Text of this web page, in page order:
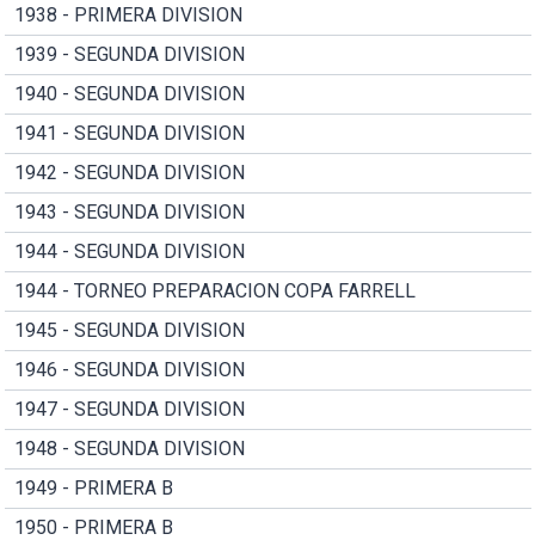
1938 - PRIMERA DIVISION
1939 - SEGUNDA DIVISION
1940 - SEGUNDA DIVISION
1941 - SEGUNDA DIVISION
1942 - SEGUNDA DIVISION
1943 - SEGUNDA DIVISION
1944 - SEGUNDA DIVISION
1944 - TORNEO PREPARACION COPA FARRELL
1945 - SEGUNDA DIVISION
1946 - SEGUNDA DIVISION
1947 - SEGUNDA DIVISION
1948 - SEGUNDA DIVISION
1949 - PRIMERA B
1950 - PRIMERA B